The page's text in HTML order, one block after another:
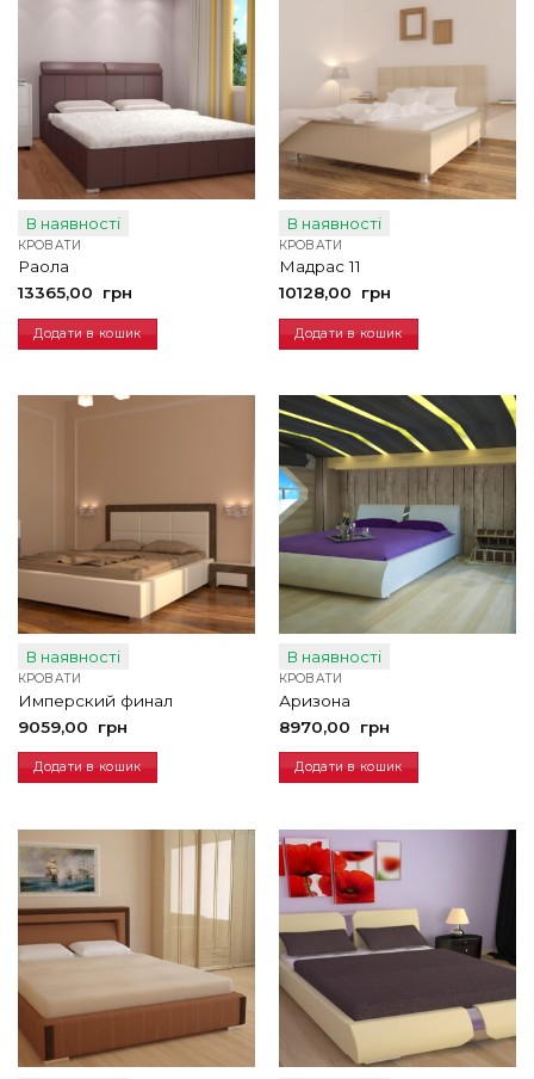
В наявності
КРОВАТИ
Раола
13365,00
грн
Додати в кошик
В наявності
КРОВАТИ
Мадрас 11
10128,00
грн
Додати в кошик
В наявності
КРОВАТИ
Имперский финал
9059,00
грн
Додати в кошик
В наявності
КРОВАТИ
Аризона
8970,00
грн
Додати в кошик